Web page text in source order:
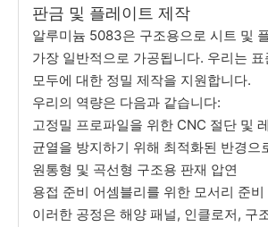
판금 및 플레이트 제작
알루미늄 5083은 구조용으로 시트 및
가장 일반적으로 가공됩니다. 우리는
모두에 대한 정밀 제작을 지원합니다.
우리의 역량은 다음과 같습니다:
고정밀 프로파일을 위한 CNC 절단 및
균열을 방지하기 위해 최적화된 반경으
원통형 및 곡선형 구조용 판재 압연
용접 준비 어셈블리를 위한 모서리 준비
이러한 공정은 해양 패널, 인클로저, 구